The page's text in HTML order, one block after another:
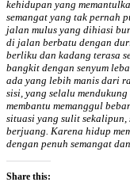
kehidupan yang
semangat yang tak pernah
jalan mulus yang dihiasi
di jalan berbatu dengan
berliku dan kadang terasa
bangkit dengan senyum
ada yang lebih manis dari
sisi, yang selalu
membantu memanggul
situasi yang sulit sekalipun,
berjuang. Karena hidup
dengan penuh semangat
Share this: